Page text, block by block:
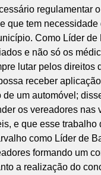
regulamentar
tem
Como Líder
e não só os
lutar pelos
receber
um automóvel;
os vereadores
e que esse
como Líder de
formando um
a realização do